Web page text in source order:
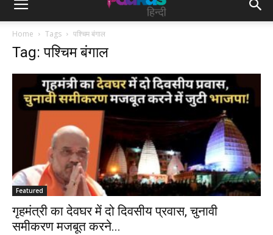
Home Tags पश्चिम बंगाल
Tag: पश्चिम बंगाल
Featured
गृहमंत्री का देवघर में दो दिवसीय प्रवास, चुनावी
समीकरण मजबूत करने...